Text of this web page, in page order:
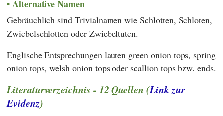
Alternative Namen
Gebräuchlich sind Trivialnamen wie Schlotten, Schloten,
Zwiebelschlotten oder Zwiebeltuten.
Englische Entsprechungen lauten green onion tops, spring
onion tops, welsh onion tops oder scallion tops bzw. ends.
Literaturverzeichnis - 12 Quellen (Link zur
Evidenz)